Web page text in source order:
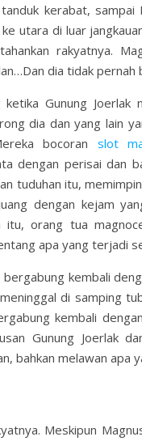
kerabat, sampai
utara di luar
rakyatnya.
dia tidak pernah
Gunung Joerlak
dia dan yang lain
bocoran slot
dengan perisai dan
tuduhan itu,
dengan kejam
itu, orang tua
apa yang terjadi
kembali
di samping
kembali
Gunung Joerlak
bahkan melawan apa
Meskipun